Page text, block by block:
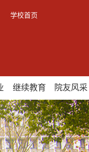
学校首页
继续教育 院友风采